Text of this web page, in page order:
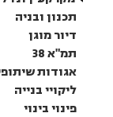
תכנון ובניה
דיור מוגן
תמ"א 38
אגודות
ליקויי בנייה
פינוי בינוי